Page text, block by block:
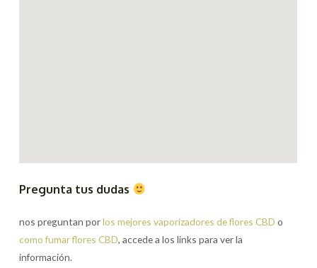
Pregunta tus dudas
nos preguntan porlos mejores vaporizadores de flores CBD o
como fumar flores CBD, accede a los links para ver la
información.